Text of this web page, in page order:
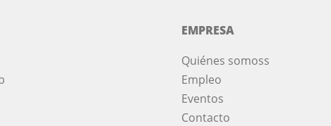
EMPRESA
Quiénes somoss
Empleo
Eventos
Contacto